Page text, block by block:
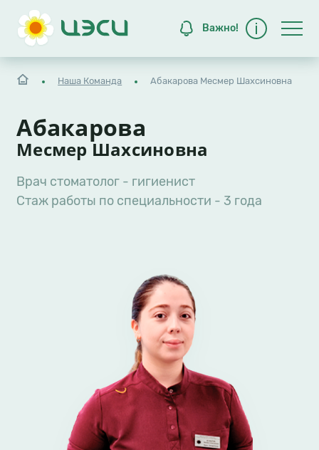
Важно!
Строка навигации
Наша Команда Абакарова Месмер Шахсиновна
Абакарова
Месмер Шахсиновна
Врач стоматолог - гигиенист
Стаж работы по специальности - 3 года